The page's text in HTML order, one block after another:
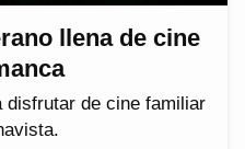
llena de cine
disfrutar de cine familiar